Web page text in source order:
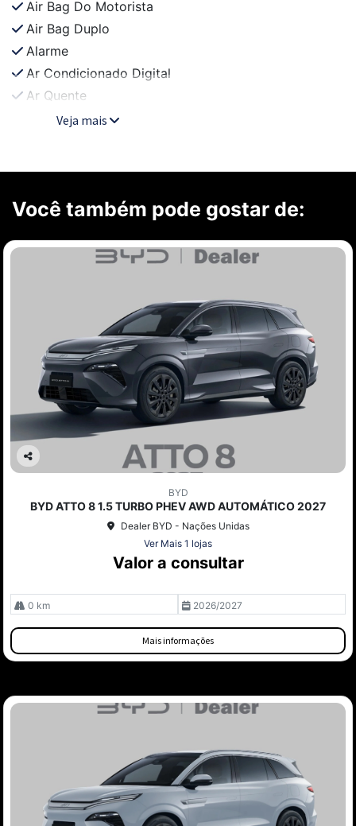
Air Bag Do Motorista
Air Bag Duplo
Alarme
Ar Condicionado Digital
Ar Quente
Veja mais
Você também pode gostar de:
Co
lhe
BYD
BYD ATTO 8 1.5 TURBO PHEV AWD AUTOMÁTICO 2027
Dealer BYD - Nações Unidas
Ver Mais 1 lojas
Valor a consultar
0 km 2026/2027
Mais informações